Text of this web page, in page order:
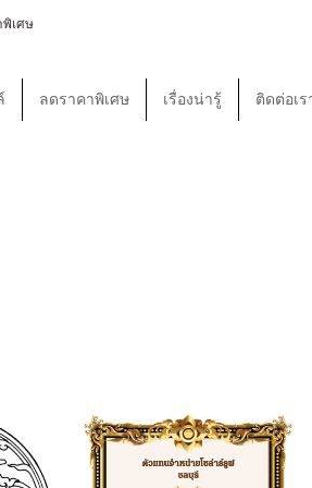
พิเศษ
ลดราคาพิเศษ เรื่องน่ารู้ ติดต่อเร